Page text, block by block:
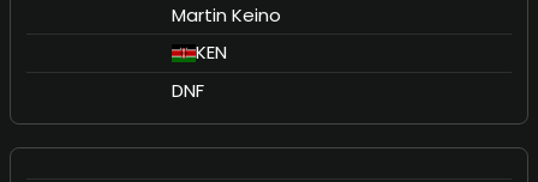
Martin Keino
KEN
DNF